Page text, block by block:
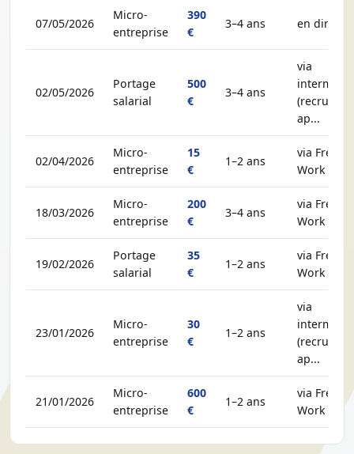
07/05/2026
Micro-
entreprise
390
€
3–4 ans en direct
02/05/2026
Portage
salarial
500
€
3–4 ans
via
(recruteur,
ap...
02/04/2026
Micro-
entreprise
15
€
1–2 ans
via Free-
Work
18/03/2026
Micro-
entreprise
200
€
3–4 ans
via Free-
Work
19/02/2026
Portage
salarial
35
€
1–2 ans
via Free-
Work
23/01/2026
Micro-
entreprise
30
€
1–2 ans
via
(recruteur,
ap...
21/01/2026
Micro-
entreprise
600
€
1–2 ans
via Free-
Work